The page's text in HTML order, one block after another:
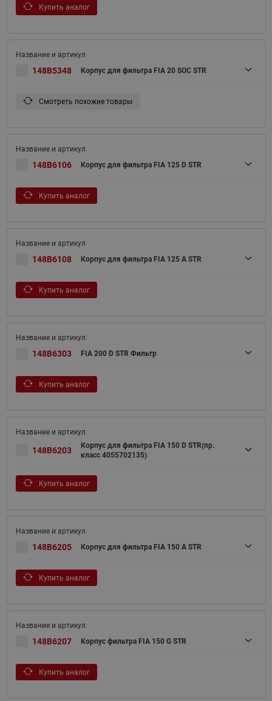
Купить аналог
148B5348 Корпус для фильтра FIA 20 SOC STR
Смотреть похожие товары
148B6106 Корпус для фильтра FIA 125 D STR
Купить аналог
148B6108 Корпус для фильтра FIA 125 A STR
Купить аналог
148B6303 FIA 200 D STR Фильтр
Купить аналог
148B6203
Корпус для фильтра FIA 150 D STR(пр.
класс 4055702135)
Купить аналог
148B6205 Корпус для фильтра FIA 150 A STR
Купить аналог
148B6207 Корпус фильтра FIA 150 G STR
Купить аналог